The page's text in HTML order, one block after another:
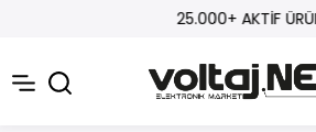
25.000+ AKTİF